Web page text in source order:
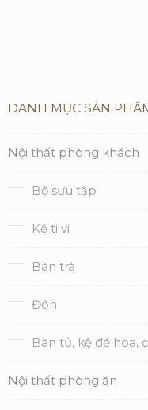
DANH MỤC SẢN
Nội thất phòng khách
Bộ sưu tập
Kệ ti vi
Bàn trà
Đôn
Bàn tủ, kệ để hoa,
Nội thất phòng ăn